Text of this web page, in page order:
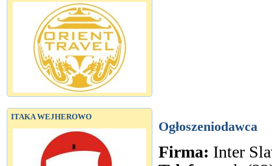
ITAKA WEJHEROWO
Ogłoszeniodawca
Firma: Inter